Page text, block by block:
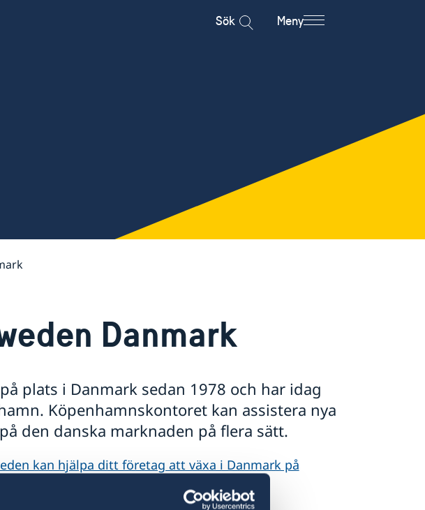
Sök Meny
Danmark
plats i Danmark sedan 1978 och har idag
Köpenhamnskontoret kan assistera nya
den danska marknaden på flera sätt.
kan hjälpa ditt företag att växa i Danmark på